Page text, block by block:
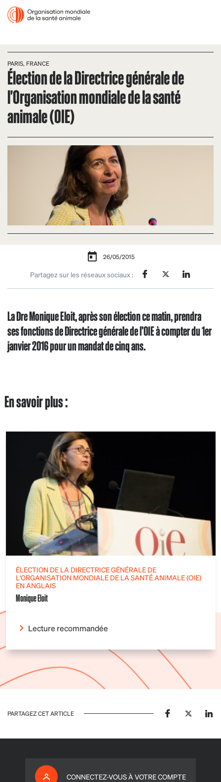
PARIS, FRANCE
Élection de la Directrice générale de
l'Organisation mondiale de la santé
animale (OIE)
26/05/2015
Partagez sur les réseaux sociaux :
La Dre Monique Eloit, après son élection ce matin, prendra
ses fonctions de Directrice générale de l’OIE à compter du 1er
janvier 2016 pour un mandat de cinq ans.
En savoir plus :
ÉLECTION DE LA DIRECTRICE GÉNÉRALE DE
L'ORGANISATION MONDIALE DE LA SANTÉ ANIMALE (OIE)
EN ANGLAIS
Monique Eloit
Lecture recommandée
PARTAGEZ CET ARTICLE
CONNECTEZ-VOUS À VOTRE COMPTE